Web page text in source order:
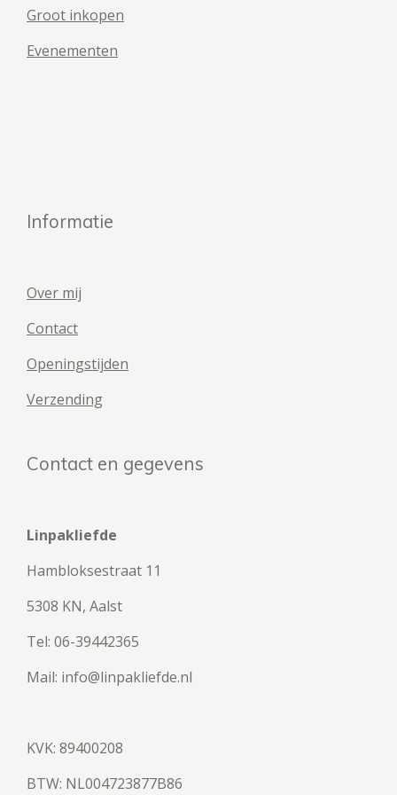
Groot inkopen
Evenementen
Informatie
Over mij
Contact
Openingstijden
Verzending
Contact en gegevens
Linpakliefde
Hambloksestraat 11
5308 KN, Aalst
Tel: 06-39442365
Mail: info@linpakliefde.nl
KVK: 89400208
BTW: NL004723877B86